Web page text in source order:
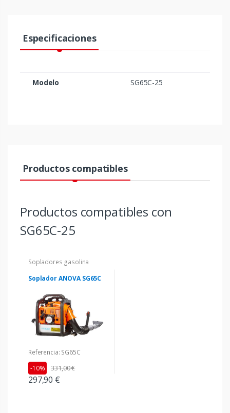
Especificaciones
Modelo SG65C-25
Productos compatibles
Productos compatibles con
SG65C-25
Sopladores gasolina
Soplador ANOVA SG65C
Referencia: SG65C
297,90 €
-10% 331,00 €